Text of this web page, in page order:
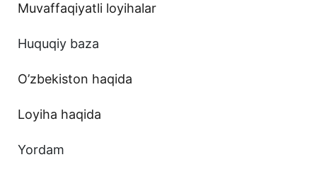
Muvaffaqiyatli loyihalar
Huquqiy baza
O’zbekiston haqida
Loyiha haqida
Yordam